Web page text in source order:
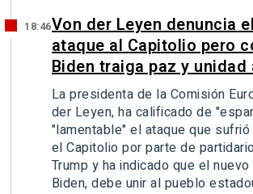
18:46Von der Leyen denuncia
ataque al Capitolio pero
Biden traiga paz y unidad
La presidenta de la Comisión
der Leyen, ha calificado de
"lamentable" el ataque que
el Capitolio por parte de
Trump y ha indicado que el
Biden, debe unir al pueblo